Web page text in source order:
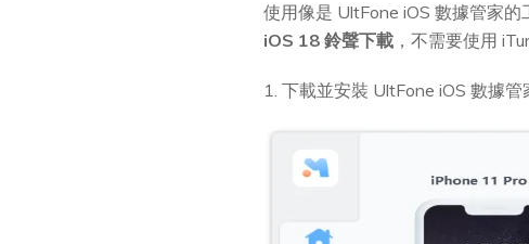
使用像是 UltFone iOS 數據管家
iOS 18 鈴聲下載 ，不需要使用
1. 下載並安裝 UltFone iOS 數據管